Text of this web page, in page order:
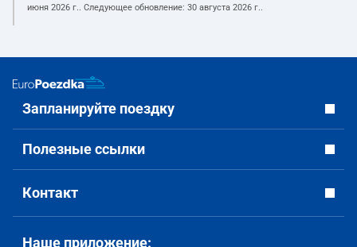
июня 2026 г.. Следующее обновление: 30 августа 2026 г..
Запланируйте поездку
Полезные ссылки
Контакт
Наше приложение: